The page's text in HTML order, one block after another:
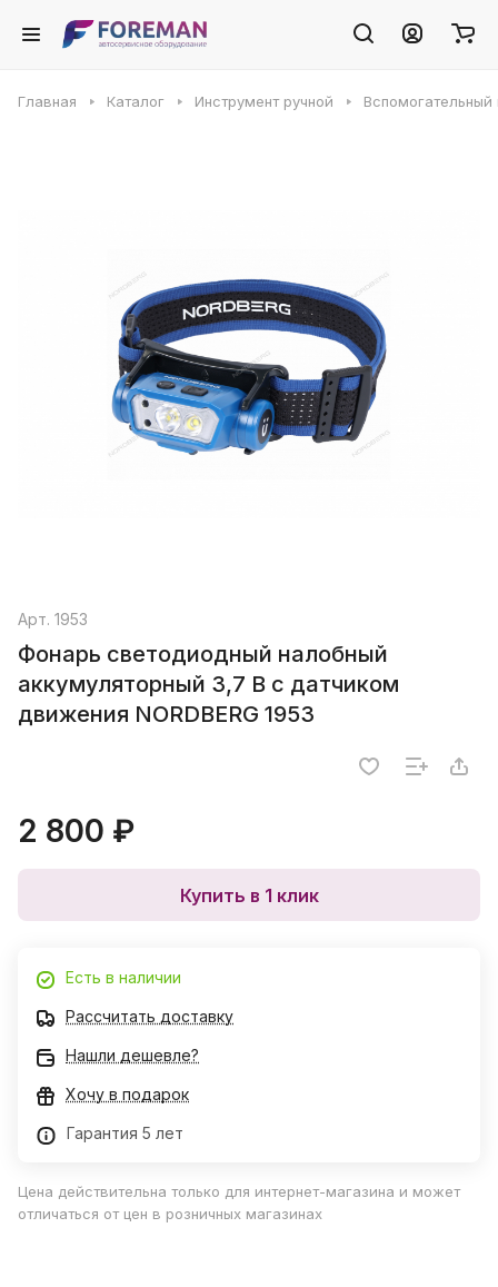
Главная Каталог Инструмент ручной Вспомогательный
Арт. 1953
Фонарь светодиодный налобный
аккумуляторный 3,7 В c датчиком
движения NORDBERG 1953
2 800 ₽
Купить в 1 клик
Есть в наличии
Рассчитать доставку
Нашли дешевле?
Хочу в подарок
Гарантия 5 лет
Цена действительна только для интернет-магазина и может
отличаться от цен в розничных магазинах